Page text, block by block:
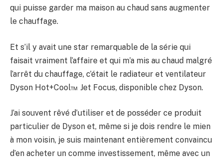
qui puisse garder ma maison au chaud sans augmenter
le chauffage.
Et s’il y avait une star remarquable de la série qui
faisait vraiment l’affaire et qui m’a mis au chaud malgré
l’arrêt du chauffage, c’était le radiateur et ventilateur
Dyson Hot+Cool™ Jet Focus, disponible chez Dyson.
J’ai souvent rêvé d’utiliser et de posséder ce produit
particulier de Dyson et, même si je dois rendre le mien
à mon voisin, je suis maintenant entièrement convaincu
d’en acheter un comme investissement, même avec un